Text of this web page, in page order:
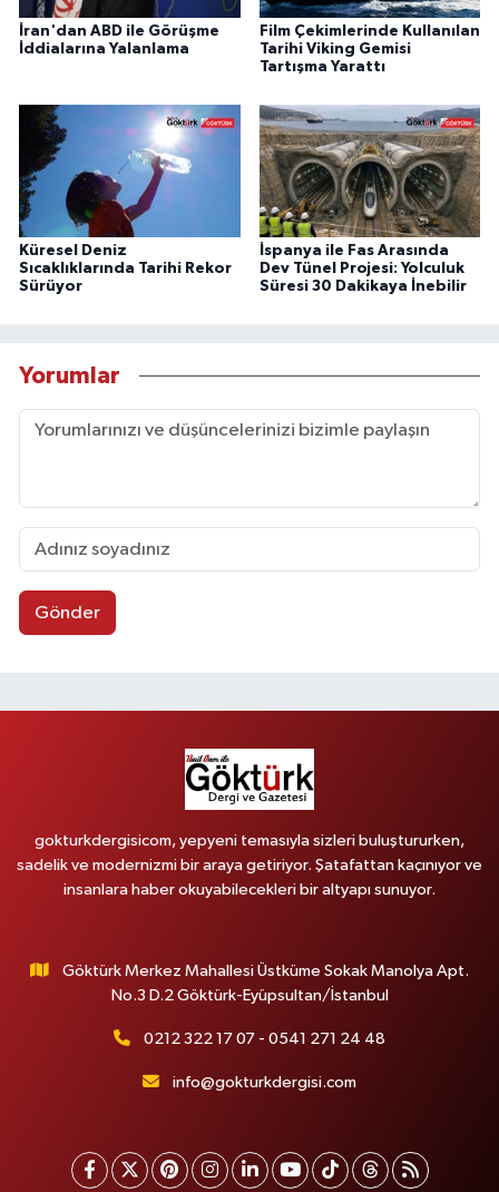
İran'dan ABD ile Görüşme
İddialarına Yalanlama
Film Çekimlerinde Kullanılan
Tarihi Viking Gemisi
Tartışma Yarattı
Küresel Deniz
Sıcaklıklarında Tarihi Rekor
Sürüyor
İspanya ile Fas Arasında
Dev Tünel Projesi: Yolculuk
Süresi 30 Dakikaya İnebilir
Yorumlar
Gönder
gokturkdergisicom, yepyeni temasıyla sizleri buluştururken,
sadelik ve modernizmi bir araya getiriyor. Şatafattan kaçınıyor ve
insanlara haber okuyabilecekleri bir altyapı sunuyor.
Göktürk Merkez Mahallesi Üstküme Sokak Manolya Apt.
No.3 D.2 Göktürk-Eyüpsultan/İstanbul
0212 322 17 07 - 0541 271 24 48
info@gokturkdergisi.com